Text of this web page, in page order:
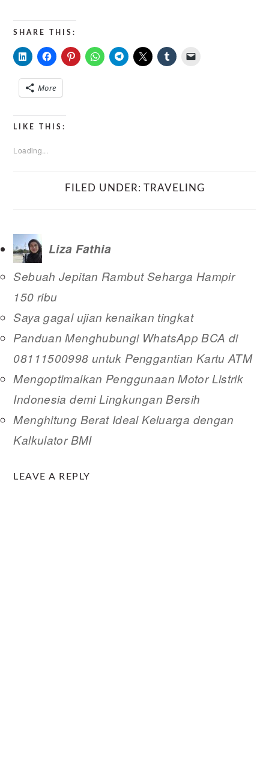
SHARE THIS:
More
LIKE THIS:
Loading...
FILED UNDER: TRAVELING
Liza Fathia
Sebuah Jepitan Rambut Seharga Hampir
150 ribu
Saya gagal ujian kenaikan tingkat
Panduan Menghubungi WhatsApp BCA di
08111500998 untuk Penggantian Kartu ATM
Mengoptimalkan Penggunaan Motor Listrik
Indonesia demi Lingkungan Bersih
Menghitung Berat Ideal Keluarga dengan
Kalkulator BMI
LEAVE A REPLY